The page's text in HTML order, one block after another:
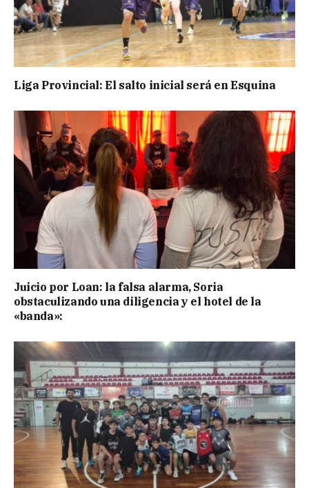
Liga Provincial: El salto inicial será en Esquina
Juicio por Loan: la falsa alarma, Soria
obstaculizando una diligencia y el hotel de la
«banda»: